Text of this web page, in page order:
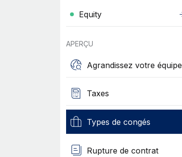
Equity
APERÇU
Agrandissez votre équipe
Taxes
Types de congés
Rupture de contrat